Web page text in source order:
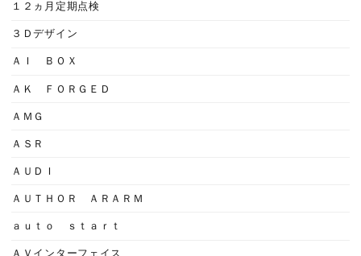
１２ヵ月定期点検
３Ｄデザイン
ＡＩ ＢＯＸ
ＡＫ ＦＯＲＧＥＤ
ＡＭＧ
ＡＳＲ
ＡＵＤＩ
ＡＵＴＨＯＲ ＡＲＡＲＭ
ａｕｔｏ ｓｔａｒｔ
ＡＶインターフェイス